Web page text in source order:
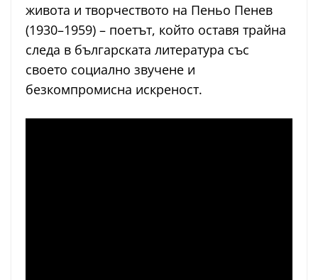
живота и творчеството на Пеньо Пенев
(1930–1959) – поетът, който оставя трайна
следа в българската литература със
своето социално звучене и
безкомпромисна искреност.